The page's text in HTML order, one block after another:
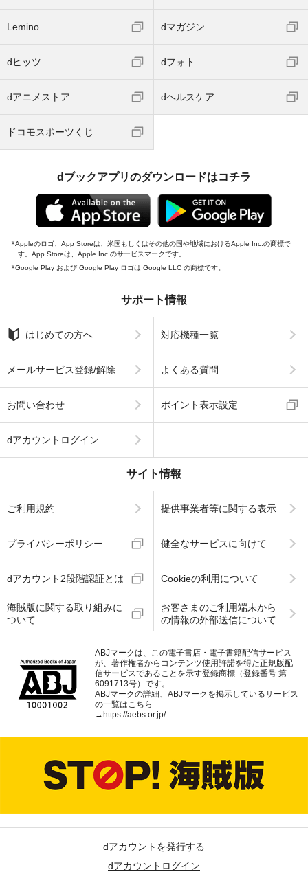
Lemino dマガジン
dヒッツ dフォト
dアニメストア dヘルスケア
ドコモスポーツくじ
dブックアプリのダウンロードはコチラ
Appleのロゴ、App Storeは、米国もしくはその他の国や地域におけるApple Inc.の商標で
す。App Storeは、Apple Inc.のサービスマークです。
Google Play および Google Play ロゴは Google LLC の商標です。
サポート情報
はじめての方へ 対応機種一覧
メールサービス登録/解除 よくある質問
お問い合わせ ポイント表示設定
dアカウントログイン
サイト情報
ご利用規約 提供事業者等に関する表示
プライバシーポリシー 健全なサービスに向けて
dアカウント2段階認証とは Cookieの利用について
海賊版に関する取り組みに
ついて
お客さまのご利用端末から
の情報の外部送信について
ABJマークは、この電子書店・電子書籍配信サービス
が、著作権者からコンテンツ使用許諾を得た正規版配
信サービスであることを示す登録商標（登録番号 第
6091713号）です。
ABJマークの詳細、ABJマークを掲示しているサービス
の一覧はこちら
→https://aebs.or.jp/
dアカウントを発行する
dアカウントログイン